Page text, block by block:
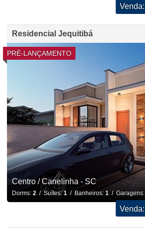
Venda:
Residencial Jequitibá
PRÉ-LANÇAMENTO
Centro / Canelinha - SC
Dorms: 2/ Suítes:1/ Banheiros: 1/ Garagens:
Venda: